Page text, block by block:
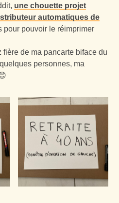
une chouette projet
automatiques de
pour pouvoir le réimprimer
de ma pancarte biface du
personnes, ma